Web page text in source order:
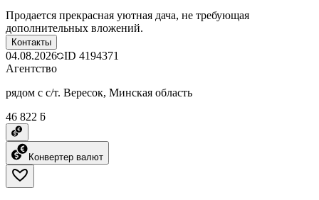
Продается прекрасная уютная дача, не требующая
дополнительных вложений.
Контакты
04.08.2026 ID 4194371
Агентство
рядом с с/т. Вересок, Минская область
46 822 ƃ
Конвертер валют